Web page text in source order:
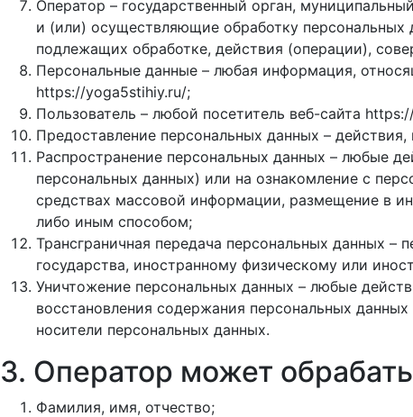
Оператор – государственный орган,
и (или) осуществляющие обработку
подлежащих обработке, действия (операции),
Персональные данные – любая информация,
https://yoga5stihiy.ru/;
Пользователь – любой посетитель веб-сайта
Предоставление персональных данных –
Распространение персональных данных – любые
персональных данных) или на ознакомление с
средствах массовой информации, размещение в
либо иным способом;
Трансграничная передача персональных данных –
государства, иностранному физическому или
Уничтожение персональных данных – любые
восстановления содержания персональных
носители персональных данных.
3. Оператор может
Фамилия, имя, отчество;